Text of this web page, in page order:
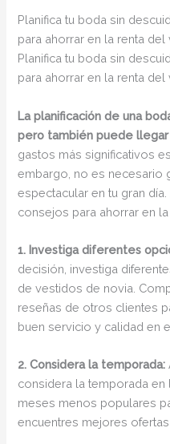
Planifica tu boda sin
para ahorrar en la renta
Planifica tu boda sin
para ahorrar en la renta
La planificación de una
pero también puede llegar
gastos más significativos
embargo, no es necesario
espectacular en tu gran
consejos para ahorrar en
1. Investiga diferentes
decisión, investiga
de vestidos de novia.
reseñas de otros clientes
buen servicio y calidad en
2. Considera la temporada:
considera la temporada en
meses menos populares
encuentres mejores